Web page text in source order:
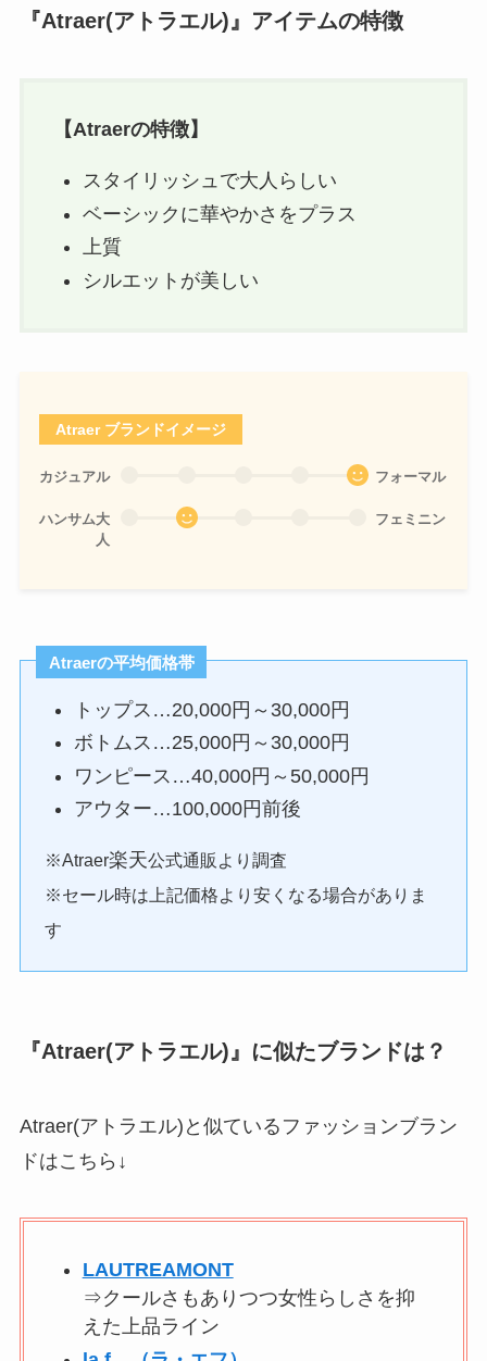
『Atraer(アトラエル)』アイテムの特徴
【Atraerの特徴】
スタイリッシュで大人らしい
ベーシックに華やかさをプラス
上質
シルエットが美しい
Atraer ブランドイメージ
カジュアル フォーマル
ハンサム大
人
フェミニン
Atraerの平均価格帯
トップス…20,000円～30,000円
ボトムス…25,000円～30,000円
ワンピース…40,000円～50,000円
アウター…100,000円前後
※Atraer楽天公式通販より調査
※セール時は上記価格より安くなる場合がありま
す
『Atraer(アトラエル)』に似たブランドは？
Atraer(アトラエル)と似ているファッションブラン
ドはこちら↓
LAUTREAMONT
⇒クールさもありつつ女性らしさを抑
えた上品ライン